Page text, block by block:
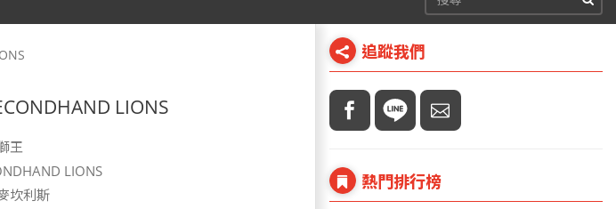
LIONS
王
LIONS
坎利斯
追蹤我們
熱門排行榜